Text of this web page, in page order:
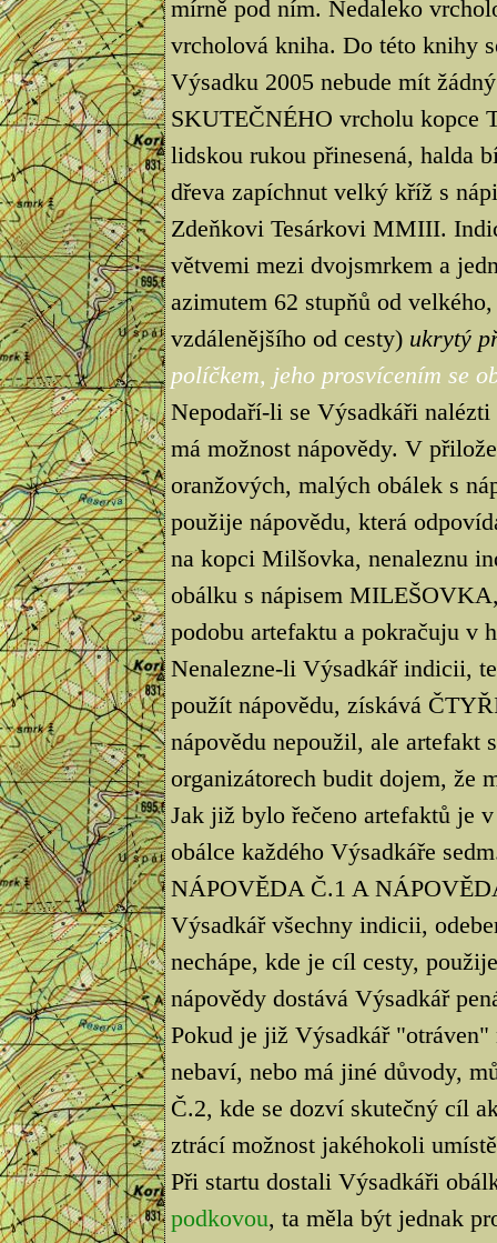
mírně pod ním. Nedaleko
vrcholová kniha. Do této knihy
Výsadku 2005 nebude mít
SKUTEČNÉHO vrcholu kopce
lidskou rukou přinesená, halda
dřeva zapíchnut velký kříž s
Zdeňkovi Tesárkovi MMIII.
větvemi mezi dvojsmrkem a
azimutem 62 stupňů od
vzdálenějšího od cesty) ukrytý
políčkem, jeho prosvícením se
Nepodaří-li se Výsadkáři
má možnost nápovědy. V
oranžových, malých obálek s
použije nápovědu, která
na kopci Milšovka, nenaleznu
obálku s nápisem
podobu artefaktu a pokračuju v
Nenalezne-li Výsadkář indicii,
použít nápovědu, získává
nápovědu nepoužil, ale artefakt
organizátorech budit dojem, že
Jak již bylo řečeno artefaktů je
obálce každého Výsadkáře
NÁPOVĚDA Č.1 A
Výsadkář všechny indicii,
nechápe, kde je cíl cesty,
nápovědy dostává Výsadkář
Pokud je již Výsadkář "otráven"
nebaví, nebo má jiné důvody,
Č.2, kde se dozví skutečný cíl
ztrácí možnost jakéhokoli
Při startu dostali Výsadkáři
podkovou, ta měla být jednak